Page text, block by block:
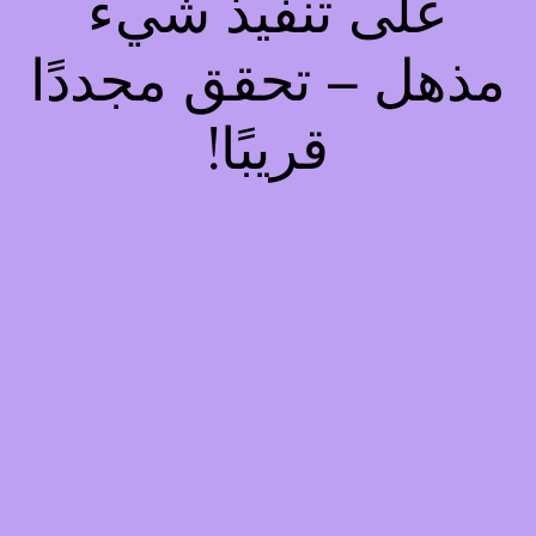
مذهل – تحقق مجددًا
قريبًا!